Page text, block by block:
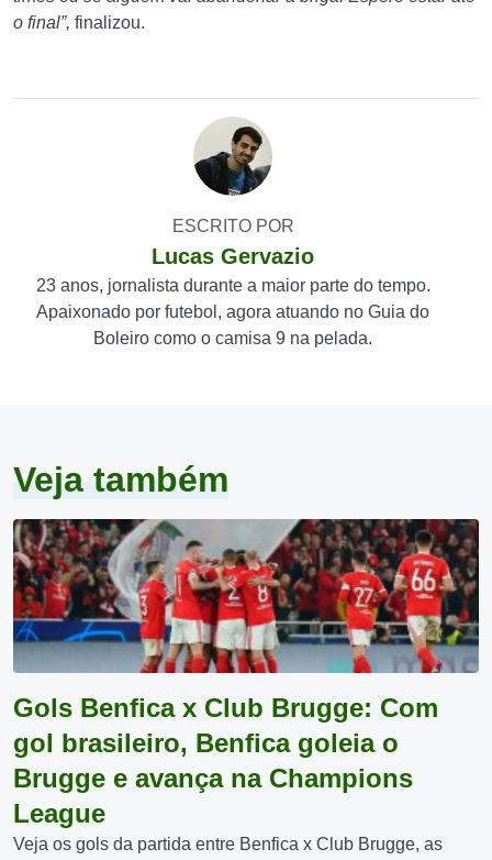
o final”, finalizou.
ESCRITO POR
Lucas Gervazio
23 anos, jornalista durante a maior parte do tempo.
Apaixonado por futebol, agora atuando no Guia do
Boleiro como o camisa 9 na pelada.
Veja também
Gols Benfica x Club Brugge: Com
gol brasileiro, Benfica goleia o
Brugge e avança na Champions
League
Veja os gols da partida entre Benfica x Club Brugge, as